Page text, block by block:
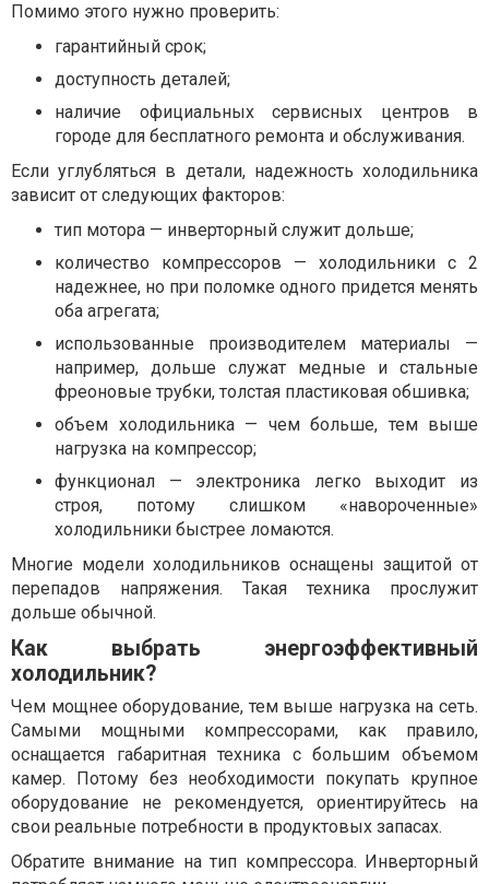
Помимо этого нужно проверить:
гарантийный срок;
доступность деталей;
наличие официальных сервисных центров в
городе для бесплатного ремонта и обслуживания.
Если углубляться в детали, надежность холодильника
зависит от следующих факторов:
тип мотора — инверторный служит дольше;
количество компрессоров — холодильники с 2
надежнее, но при поломке одного придется менять
оба агрегата;
использованные производителем материалы —
например, дольше служат медные и стальные
фреоновые трубки, толстая пластиковая обшивка;
объем холодильника — чем больше, тем выше
нагрузка на компрессор;
функционал — электроника легко выходит из
строя, потому слишком «навороченные»
холодильники быстрее ломаются.
Многие модели холодильников оснащены защитой от
перепадов напряжения. Такая техника прослужит
дольше обычной.
Как выбрать энергоэффективный
холодильник?
Чем мощнее оборудование, тем выше нагрузка на сеть.
Самыми мощными компрессорами, как правило,
оснащается габаритная техника с большим объемом
камер. Потому без необходимости покупать крупное
оборудование не рекомендуется, ориентируйтесь на
свои реальные потребности в продуктовых запасах.
Обратите внимание на тип компрессора. Инверторный